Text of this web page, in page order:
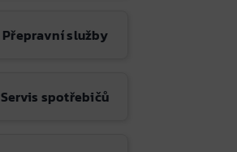
Přepravní služby
Servis spotřebičů